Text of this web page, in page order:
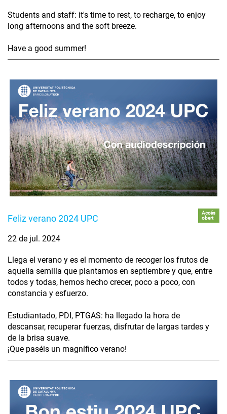
Students and staff: it's time to rest, to recharge, to enjoy
long afternoons and the soft breeze.
Have a good summer!
Feliz verano 2024 UPC
Accés
obert
22 de jul. 2024
Llega el verano y es el momento de recoger los frutos de
aquella semilla que plantamos en septiembre y que, entre
todos y todas, hemos hecho crecer, poco a poco, con
constancia y esfuerzo.
Estudiantado, PDI, PTGAS: ha llegado la hora de
descansar, recuperar fuerzas, disfrutar de largas tardes y
de la brisa suave.
¡Que paséis un magnífico verano!